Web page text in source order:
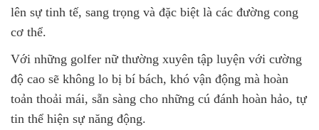
lên sự tinh tế, sang trọng và đặc biệt là các đường cong
cơ thể.
Với những golfer nữ thường xuyên tập luyện với cường
độ cao sẽ không lo bị bí bách, khó vận động mà hoàn
toản thoải mái, sẵn sàng cho những cú đánh hoàn hảo, tự
tin thể hiện sự năng động.